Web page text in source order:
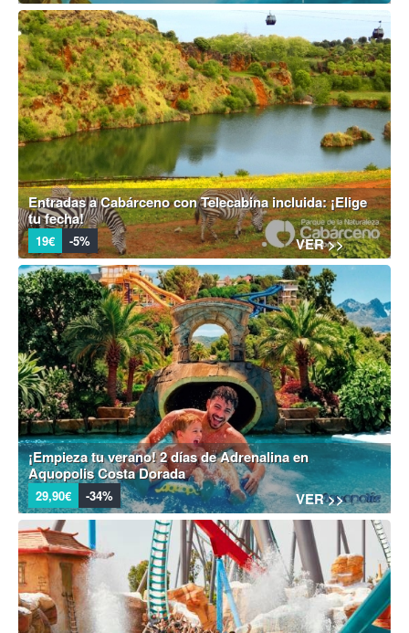
Entradas a Cabárceno con Telecabina incluida: ¡Elige
tu fecha!
19€ -5% VER >>
¡Empieza tu verano! 2 días de Adrenalina en
Aquopolis Costa Dorada
29,90€ -34% VER >>